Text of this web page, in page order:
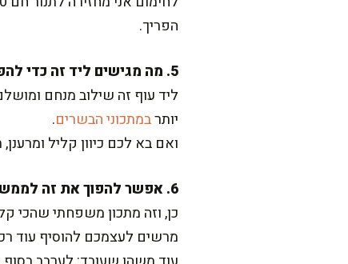
הפריך.
5. מה מגישים ליד זה כדי להפוך לארוחה שלמה?
ליד עוף זה שילוב מנחם
יותרבמתכוני הבשרים.
ואם בא לכם כיוון קליל
6. אפשר להפוך את זה לממש “כמו של סבתא”?
כן, וזה מתכון משפחתי שהכי
מרשים לעצמכם להוסיף עוד